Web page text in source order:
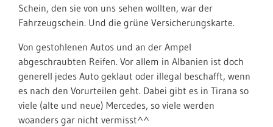
Schein, den sie von uns sehen wollten, war der
Fahrzeugschein. Und die grüne Versicherungskarte.
Von gestohlenen Autos und an der Ampel
abgeschraubten Reifen. Vor allem in Albanien ist doch
generell jedes Auto geklaut oder illegal beschafft, wenn
es nach den Vorurteilen geht. Dabei gibt es in Tirana so
viele (alte und neue) Mercedes, so viele werden
woanders gar nicht vermisst^^